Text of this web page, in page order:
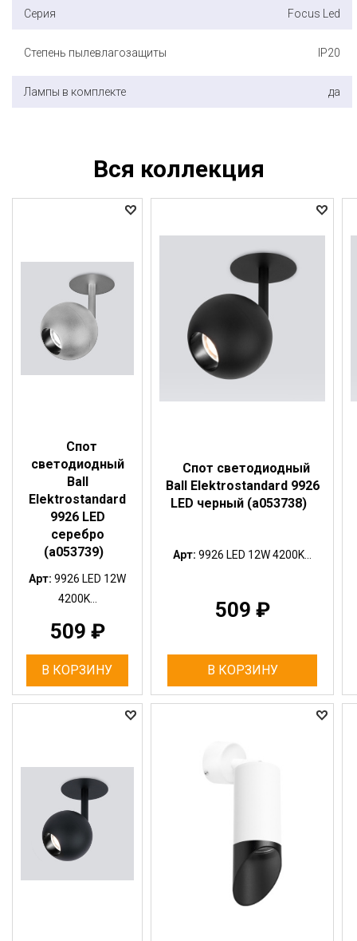
Серия Focus Led
Степень пылевлагозащиты IP20
Лампы в комплекте да
Вся коллекция
Спот
светодиодный
Ball
Elektrostandard
9926 LED
серебро
(a053739)
Арт: 9926 LED 12W
4200K...
509 ₽
В КОРЗИНУ
Спот светодиодный
Ball Elektrostandard 9926
LED черный (a053738)
Арт: 9926 LED 12W 4200K...
509 ₽
В КОРЗИНУ